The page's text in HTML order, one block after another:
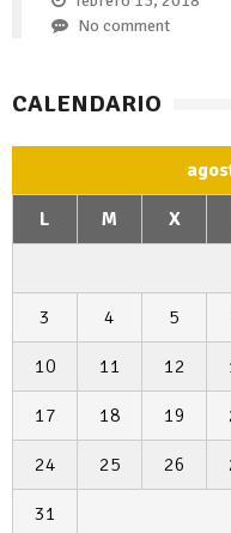
No comment
CALENDARIO
L M X
3 4 5
10 11 12
17 18 19
24 25 26
31